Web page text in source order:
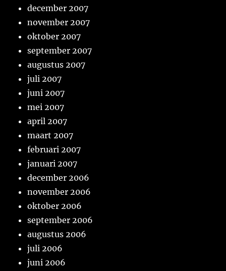
december 2007
november 2007
oktober 2007
september 2007
augustus 2007
juli 2007
juni 2007
mei 2007
april 2007
maart 2007
februari 2007
januari 2007
december 2006
november 2006
oktober 2006
september 2006
augustus 2006
juli 2006
juni 2006